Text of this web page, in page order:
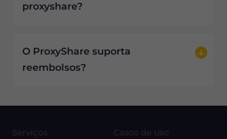
proxyshare?
O ProxyShare suporta
reembolsos?
Serviços
Casos de uso